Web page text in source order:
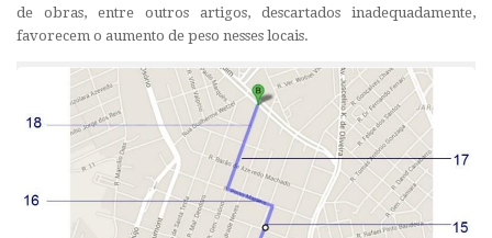
de obras, entre outros artigos, descartados inadequadamente,
favorecem o aumento de peso nesses locais.